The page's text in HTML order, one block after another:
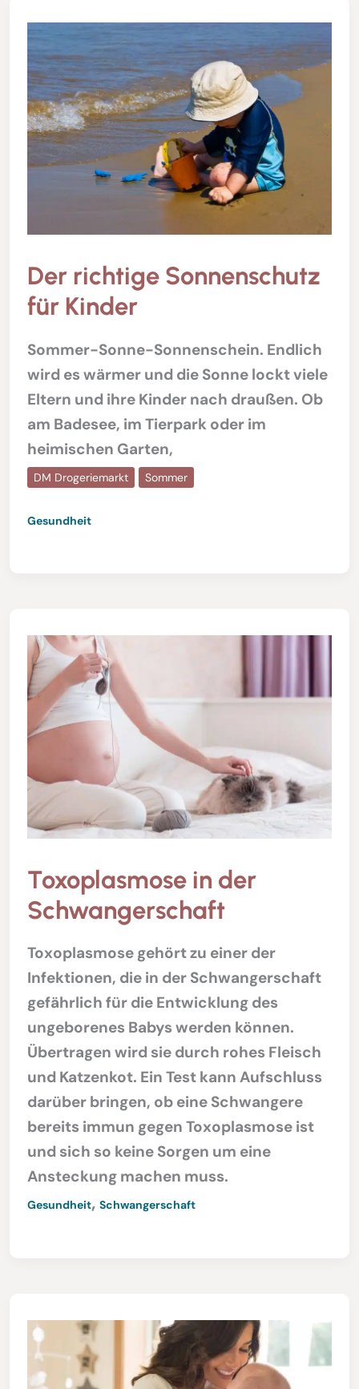
Der richtige Sonnenschutz
für Kinder
Sommer-Sonne-Sonnenschein. Endlich
wird es wärmer und die Sonne lockt viele
Eltern und ihre Kinder nach draußen. Ob
am Badesee, im Tierpark oder im
heimischen Garten,
DM Drogeriemarkt Sommer
Gesundheit
Toxoplasmose in der
Schwangerschaft
Toxoplasmose gehört zu einer der
Infektionen, die in der Schwangerschaft
gefährlich für die Entwicklung des
ungeborenes Babys werden können.
Übertragen wird sie durch rohes Fleisch
und Katzenkot. Ein Test kann Aufschluss
darüber bringen, ob eine Schwangere
bereits immun gegen Toxoplasmose ist
und sich so keine Sorgen um eine
Ansteckung machen muss.
Gesundheit, Schwangerschaft